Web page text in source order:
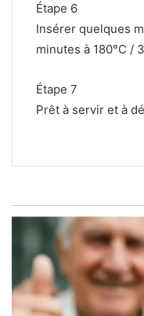
Étape 6
Insérer quelques
minutes à 180°C /
Étape 7
Prêt à servir et à